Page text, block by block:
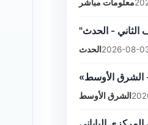
معلومات مباشر
الثاني - الحدث
الحدث 2026-08-
- الشرق الأوسط
الشرق الأوسط